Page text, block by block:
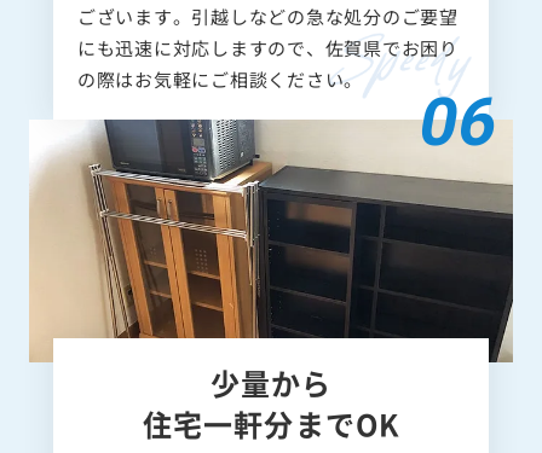
ございます。引越しなどの急な処分のご要望
にも迅速に対応しますので、佐賀県でお困り
の際はお気軽にご相談ください。
少量から
住宅一軒分までOK